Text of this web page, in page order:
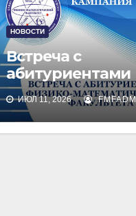
НОВОСТИ
Встреча с
абитуриентами
физико-
факультета и их
ИЮЛ 11, 2026